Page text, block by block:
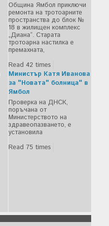
Община Ямбол приключи
ремонта на тротоарните
пространства до блок №
18 в жилищен комплекс
„Диана“. Старата
тротоарна настилка е
премахната,
Read 42 times
Министър Катя Иванова
за "Новата" болница" в
Ямбол
Проверка на ДНСК,
поръчана от
Министерството на
здравеопазването, е
установила
Read 75 times